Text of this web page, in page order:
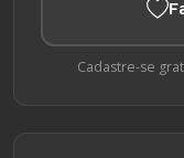
Cadastre-se